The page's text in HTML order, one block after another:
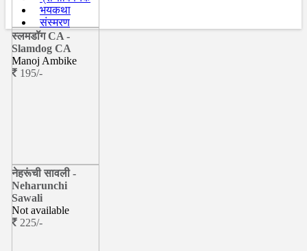
स्लमडॉग CA -
Slamdog CA
Manoj Ambike
195/-
नेहरूंची सावली -
Neharunchi
Sawali
Not available
225/-
भयकथा
संस्मरण